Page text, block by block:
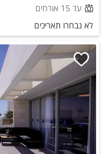
עד 15 אורחים
לא נבחרו תאריכים